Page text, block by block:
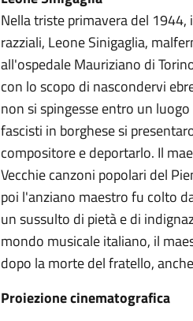
Nella triste primavera del
razziali, Leone Sinigaglia,
all'ospedale Mauriziano di
con lo scopo di nascondervi
non si spingesse entro un
fascisti in borghese si
compositore e deportarlo. Il
Vecchie canzoni popolari del
poi l'anziano maestro fu colto
un sussulto di pietà e di
mondo musicale italiano, il
dopo la morte del fratello,
Proiezione cinematografica